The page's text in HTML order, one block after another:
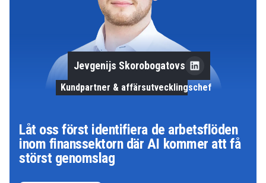
Låt oss först identifiera de arbetsflöden
inom finanssektorn där AI kommer att få
störst genomslag
Jevgenijs Skorobogatovs
Kundpartner & affärsutvecklingschef